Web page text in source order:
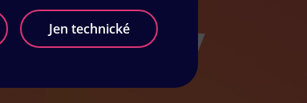
Havířov
Jen technické